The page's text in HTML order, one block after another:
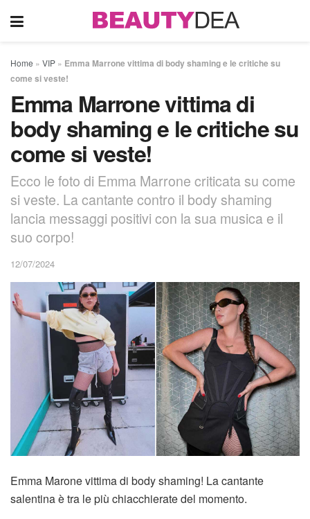
Home » VIP » Emma Marrone vittima di body shaming e le critiche su
come si veste!
Emma Marrone vittima di
body shaming e le critiche su
come si veste!
Ecco le foto di Emma Marrone criticata su come
si veste. La cantante contro il body shaming
lancia messaggi positivi con la sua musica e il
suo corpo!
12/07/2024
Emma Marone vittima di body shaming! La cantante
salentina è tra le più chiacchierate del momento.